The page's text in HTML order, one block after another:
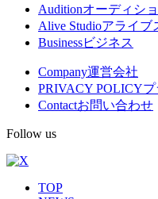
Auditionオーディシ
Alive Studioアライブ
Businessビジネス
Company運営会社
PRIVACY POLICY
Contactお問い合わせ
Follow us
TOP